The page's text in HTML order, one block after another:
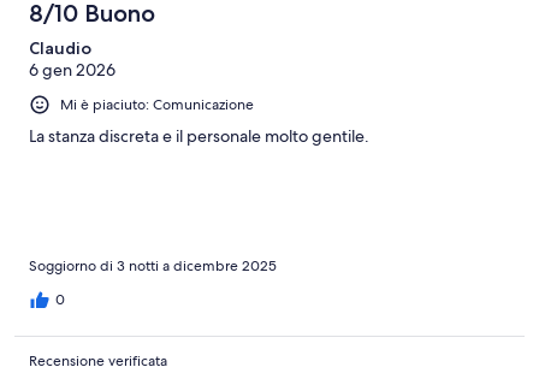
recensioni
8/10 Buono
Claudio
6 gen 2026
Mi è piaciuto: Comunicazione
La stanza discreta e il personale molto gentile.
Soggiorno di 3 notti a dicembre 2025
0
Recensione verificata